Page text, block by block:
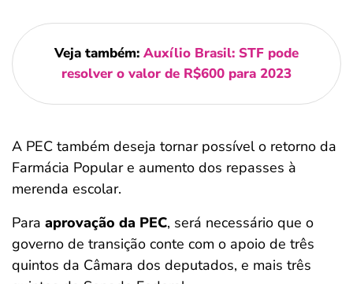
Veja também: Auxílio Brasil: STF pode
resolver o valor de R$600 para 2023
A PEC também deseja tornar possível o retorno da
Farmácia Popular e aumento dos repasses à
merenda escolar.
Para aprovação da PEC, será necessário que o
governo de transição conte com o apoio de três
quintos da Câmara dos deputados, e mais três